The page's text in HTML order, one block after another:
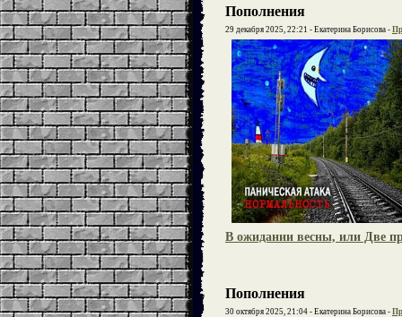
Пополнения
29 декабря 2025, 22:21 - Екатерина Борисова -
В ожидании весны, или Две
Пополнения
30 октября 2025, 21:04 - Екатерина Борисова -